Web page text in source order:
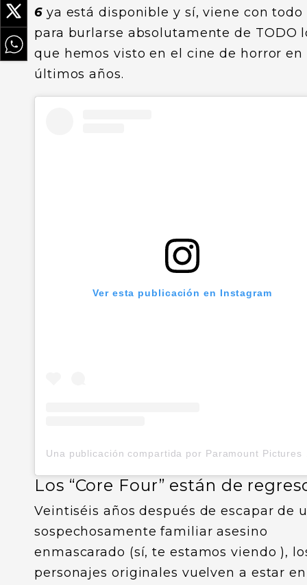
6ya está disponible y sí, viene con todo
para burlarse absolutamente de TODO
que hemos visto en el cine de horror en
últimos años.
Ver esta publicación en Instagram
Los “Core Four” están de
Veintiséis años después de escapar de
sospechosamente familiar asesino
enmascarado (sí, te estamos viendo ),
personajes originales vuelven a estar